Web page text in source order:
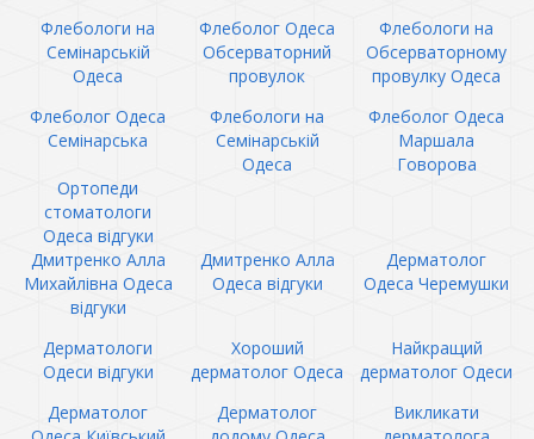
Флебологи на
Семінарській
Одеса
Флеболог Одеса
Обсерваторний
провулок
Флебологи на
Обсерваторному
провулку Одеса
Флеболог Одеса
Семінарська
Флебологи на
Семінарській
Одеса
Флеболог Одеса
Маршала
Говорова
Ортопеди
стоматологи
Одеса відгуки
Дмитренко Алла
Михайлівна Одеса
відгуки
Дмитренко Алла
Одеса відгуки
Дерматолог
Одеса Черемушки
Дерматологи
Одеси відгуки
Хороший
дерматолог Одеса
Найкращий
дерматолог Одеси
Дерматолог
Дерматолог
Викликати